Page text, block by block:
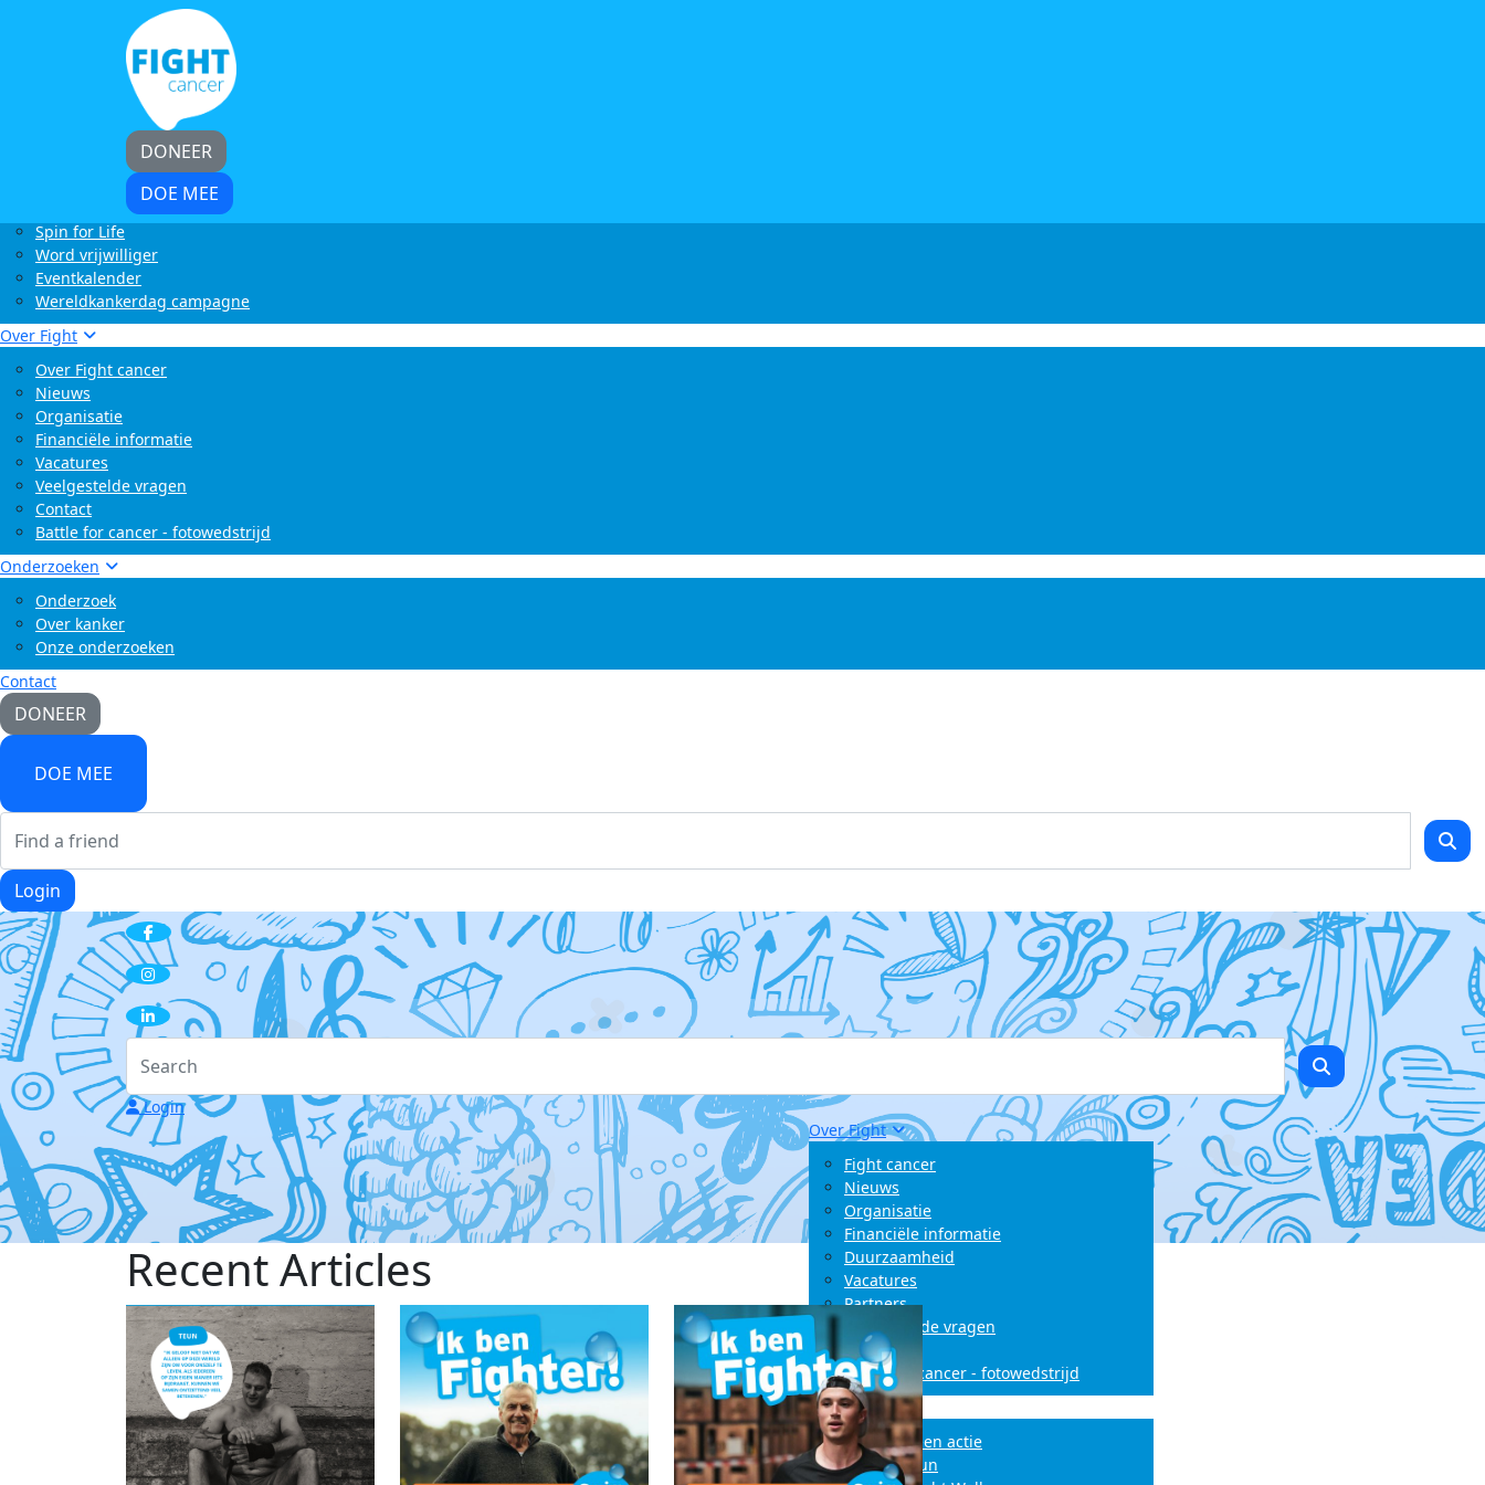
Start zelf een actie
Light at Night Walk
Rollercoaster Run
Swim to Fight Cancer
Buffelrun X Fight cancer
Tocht om de Noord
Spin for Life
Word vrijwilliger
Eventkalender
Wereldkankerdag campagne
Over Fight
Over Fight cancer
Nieuws
Organisatie
Financiële informatie
Vacatures
Veelgestelde vragen
Contact
Battle for cancer - fotowedstrijd
Onderzoeken
Onderzoek
Over kanker
Onze onderzoeken
Contact
DONEER
DOE MEE
Login
DONEER
DOE MEE
Login
Over Fight
Fight cancer
Nieuws
Organisatie
Financiële informatie
Duurzaamheid
Vacatures
Partners
Veelgestelde vragen
Contact
Battle for cancer - fotowedstrijd
Kom in actie
Start zelf een actie
LoveLife Run
RecentArticles